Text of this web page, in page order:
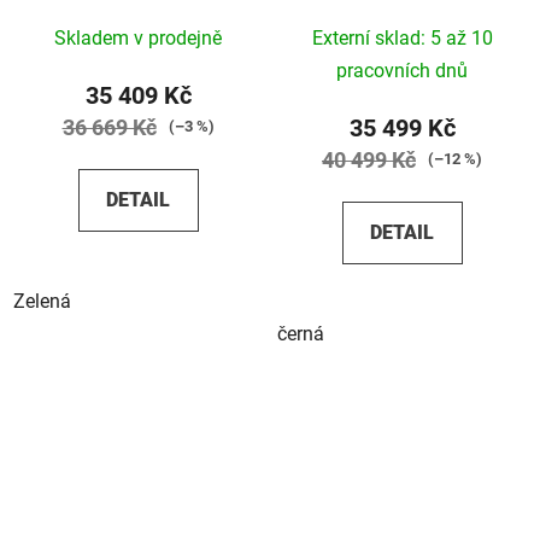
Skladem v prodejně
35 409 Kč
36 669 Kč (–3 %)
DETAIL
Zelená
Externí sklad: 5 až 10
pracovních dnů
35 499 Kč
40 499 Kč (–12 %)
DETAIL
černá